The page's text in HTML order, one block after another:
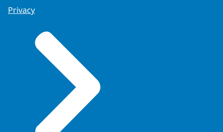
Privacy